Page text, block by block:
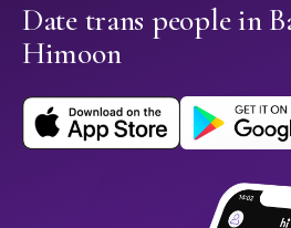
Date trans people in
Himoon